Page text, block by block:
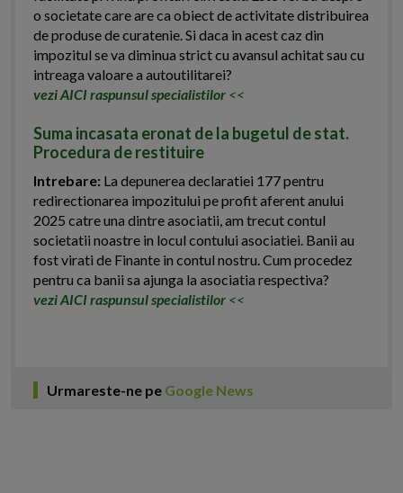
o societate care are ca obiect de activitate distribuirea
de produse de curatenie. Si daca in acest caz din
impozitul se va diminua strict cu avansul achitat sau cu
intreaga valoare a autoutilitarei?
vezi AICI raspunsul specialistilor <<
Suma incasata eronat de la bugetul de stat.
Procedura de restituire
Intrebare: La depunerea declaratiei 177 pentru
redirectionarea impozitului pe profit aferent anului
2025 catre una dintre asociatii, am trecut contul
societatii noastre in locul contului asociatiei. Banii au
fost virati de Finante in contul nostru. Cum procedez
pentru ca banii sa ajunga la asociatia respectiva?
vezi AICI raspunsul specialistilor <<
Urmareste-ne pe Google News